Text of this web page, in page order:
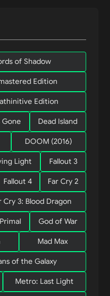
of Shadow
Edition
Edition
Gone Dead Island
DOOM (2016)
Light Fallout 3
Fallout 4 Far Cry 2
Cry 3: Blood Dragon
God of War
Mad Max
of the Galaxy
Metro: Last Light